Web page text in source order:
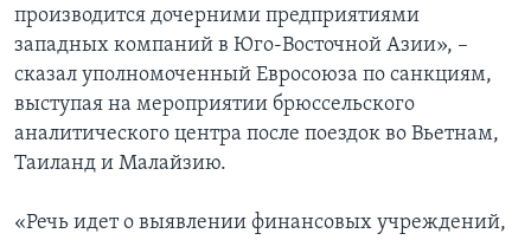
производится дочерними предприятиями
западных компаний в Юго-Восточной Азии», –
сказал уполномоченный Евросоюза по санкциям,
выступая на мероприятии брюссельского
аналитического центра после поездок во Вьетнам,
Таиланд и Малайзию.
«Речь идет о выявлении финансовых учреждений,